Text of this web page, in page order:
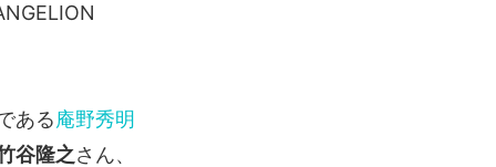
ある庵野秀明
谷隆之さん、